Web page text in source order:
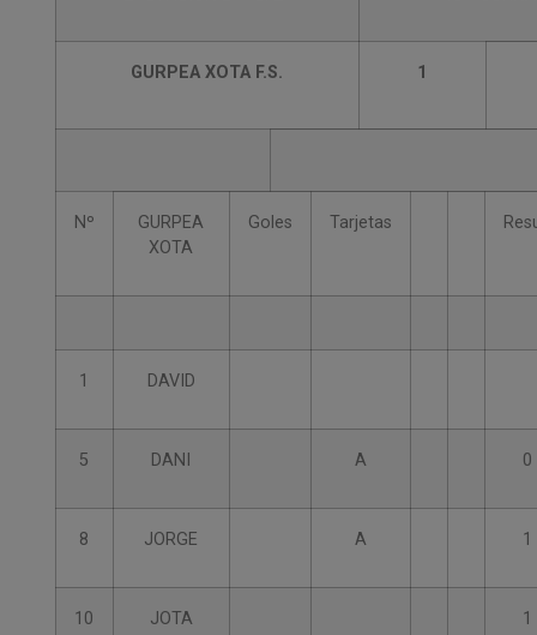
GURPEA XOTA F.S. 1
Nº
GURPEA
XOTA
Goles Tarjetas
1 DAVID
5 DANI A 0
8 JORGE A 1
10 JOTA 1